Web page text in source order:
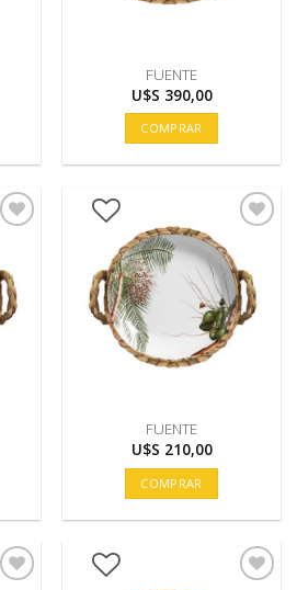
FUENTE
U$S 390,00
COMPRAR
FUENTE
U$S 210,00
COMPRAR